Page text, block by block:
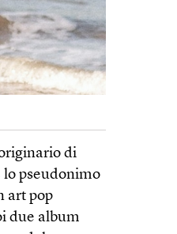
di
lo pseudonimo
art pop
due album